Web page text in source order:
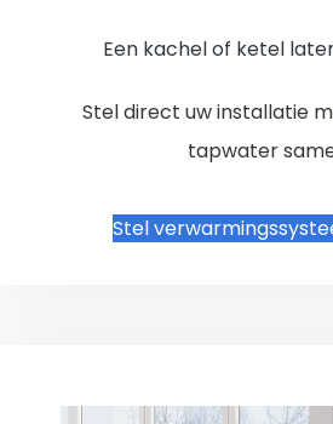
Een kachel of ketel
Stel direct uw installatie
tapwater
Stel